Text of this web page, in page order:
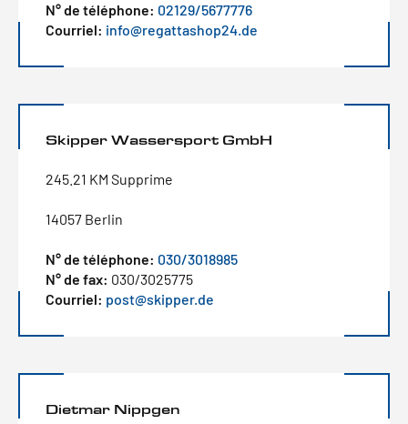
N° de téléphone: 02129/5677776
Courriel: info@regattashop24.de
Skipper Wassersport GmbH
245.21 KM Supprime
14057 Berlin
N° de téléphone: 030/3018985
N° de fax: 030/3025775
Courriel: post@skipper.de
Dietmar Nippgen